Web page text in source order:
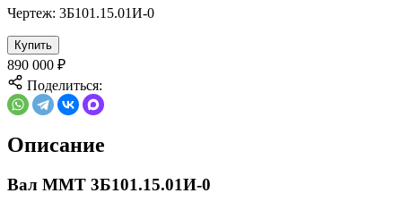
Чертеж: 3Б101.15.01И-0
Купить
890 000 ₽
Поделиться:
Описание
Вал ММТ 3Б101.15.01И-0